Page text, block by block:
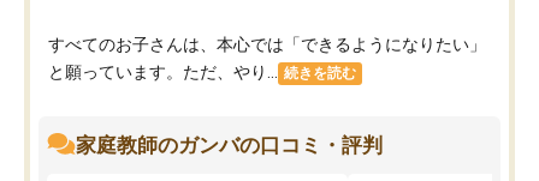
すべてのお子さんは、本心では「できるようになりたい」
と願っています。ただ、やり...
続きを読む
家庭教師のガンバの口コミ・評判